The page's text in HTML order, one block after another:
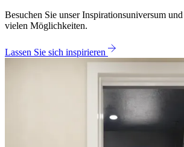
Besuchen Sie unser Inspirationsuniversum
vielen Möglichkeiten.
Lassen Sie sich inspirieren